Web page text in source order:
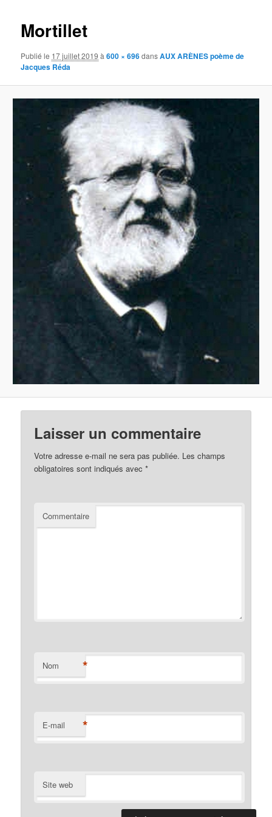
Mortillet
Publié le 17 juillet 2019 à600 × 696dansAUX ARÈNES poème de
Jacques Réda
Laisser un commentaire
Votre adresse e-mail ne sera pas publiée. Les champs
obligatoires sont indiqués avec*
Commentaire
Nom *
E-mail *
Site web